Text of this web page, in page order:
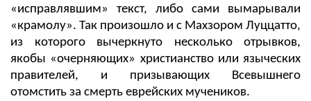
«исправлявшим» текст, либо сами вымарывали
«крамолу». Так произошло и с Махзором Луццатто,
из которого вычеркнуто несколько отрывков,
якобы «очерняющих» христианство или языческих
правителей, и призывающих Всевышнего
отомстить за смерть еврейских мучеников.